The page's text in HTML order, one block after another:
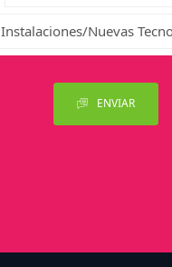
Instalaciones/Nuevas
ENVIAR